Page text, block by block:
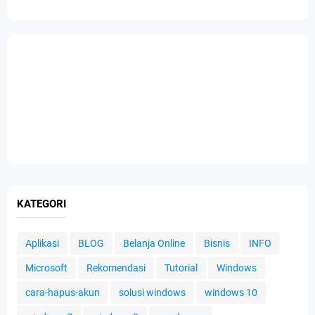
KATEGORI
Aplikasi BLOG Belanja Online Bisnis INFO
Microsoft Rekomendasi Tutorial Windows
cara-hapus-akun solusi windows windows 10